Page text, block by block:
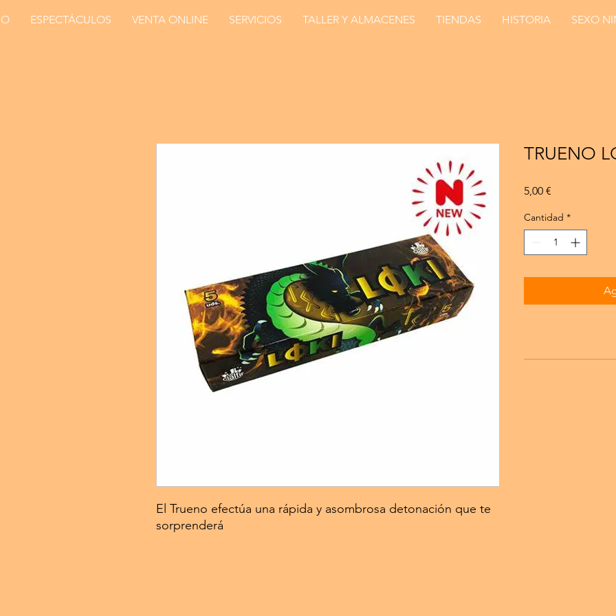
ESPECTÁCULOS VENTA ONLINE SERVICIOS TALLER Y ALMACENES TIENDAS HISTORIA SEXO
El Trueno efectúa una rápida y asombrosa detonación que te
sorprenderá
TRUENO
5,00 €
Cantidad *